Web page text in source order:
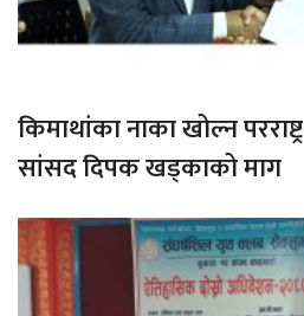
किमाथांका नाका खोल्न
सांसद दिपक खड्काको माग